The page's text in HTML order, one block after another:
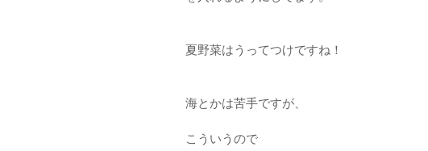
夏野菜はうってつけですね！
海とかは苦手ですが、
こういうので